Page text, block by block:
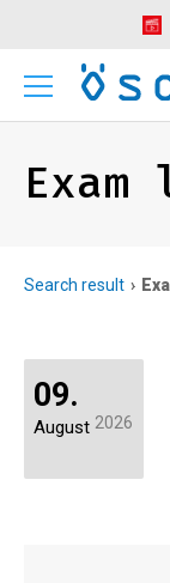
Search result
09.
August 2026